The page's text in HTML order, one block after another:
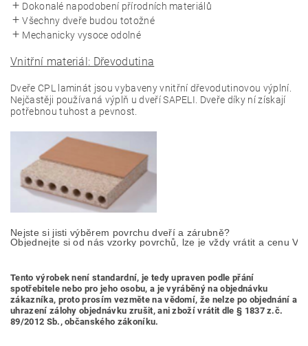
Dokonalé napodobení přírodních materiálů
Všechny dveře budou totožné
Mechanicky vysoce odolné
Vnitřní materiál: Dřevodutina
Dveře CPL laminát jsou vybaveny vnitřní dřevodutinovou výplní.
Nejčastěji používaná výplň u dveří SAPELI. Dveře díky ní získají
potřebnou tuhost a pevnost.
Nejste si jisti výběrem povrchu dveří a zárubně?
Objednejte si od nás vzorky povrchů, lze je vždy vrátit a cenu
Tento výrobek není standardní, je tedy upraven podle přání
spotřebitele nebo pro jeho osobu, a je vyráběný na objednávku
zákazníka, proto prosím vezměte na vědomí, že nelze po objednání a
uhrazení zálohy objednávku zrušit, ani zboží vrátit dle § 1837 z.č.
89/2012 Sb., občanského zákoníku.